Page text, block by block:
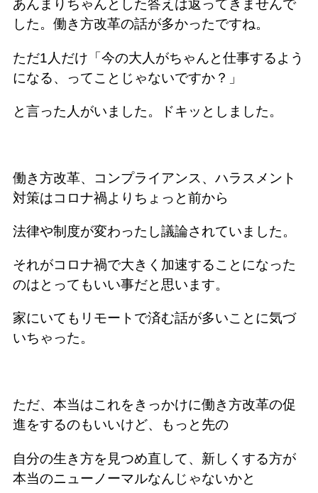
あんまりちゃんとした答えは返ってきませんで
した。働き方改革の話が多かったですね。
ただ1人だけ「今の大人がちゃんと仕事するよう
になる、ってことじゃないですか？」
と言った人がいました。ドキッとしました。
働き方改革、コンプライアンス、ハラスメント
対策はコロナ禍よりちょっと前から
法律や制度が変わったし議論されていました。
それがコロナ禍で大きく加速することになった
のはとってもいい事だと思います。
家にいてもリモートで済む話が多いことに気づ
いちゃった。
ただ、本当はこれをきっかけに働き方改革の促
進をするのもいいけど、もっと先の
自分の生き方を見つめ直して、新しくする方が
本当のニューノーマルなんじゃないかと